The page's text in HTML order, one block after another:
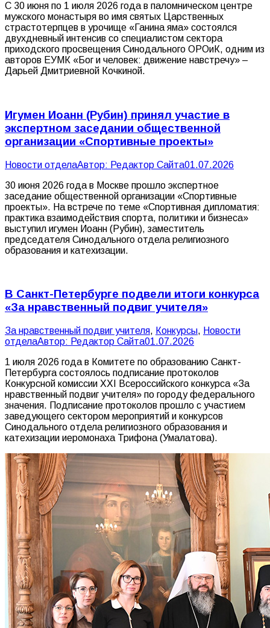
С 30 июня по 1 июля 2026 года в паломническом центре
мужского монастыря во имя святых Царственных
страстотерпцев в урочище «Ганина яма» состоялся
двухдневный интенсив со специалистом сектора
приходского просвещения Синодального ОРОиК, одним из
авторов ЕУМК «Бог и человек: движение навстречу» –
Дарьей Дмитриевной Кочкиной.
Игумен Иоанн (Рубин) принял участие в
экспертном заседании общественной
организации «Спортивные проекты»
Новости отделаАвтор: Редактор Сайта01.07.2026
30 июня 2026 года в Москве прошло экспертное
заседание общественной организации «Спортивные
проекты». На встрече по теме «Спортивная дипломатия:
практика взаимодействия спорта, политики и бизнеса»
выступил игумен Иоанн (Рубин), заместитель
председателя Синодального отдела религиозного
образования и катехизации.
В Санкт-Петербурге подвели итоги конкурса
«За нравственный подвиг учителя»
За нравственный подвиг учителя, Конкурсы, Новости
отделаАвтор: Редактор Сайта01.07.2026
1 июля 2026 года в Комитете по образованию Санкт-
Петербурга состоялось подписание протоколов
Конкурсной комиссии XXI Всероссийского конкурса «За
нравственный подвиг учителя» по городу федерального
значения. Подписание протоколов прошло с участием
заведующего сектором мероприятий и конкурсов
Синодального отдела религиозного образования и
катехизации иеромонаха Трифона (Умалатова).